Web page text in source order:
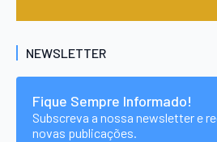
NEWSLETTER
Fique Sempre Informado!
Subscreva a nossa newsletter e
novas publicações.